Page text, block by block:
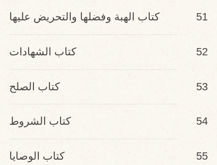
51 كتاب الهبة وفضلها والتحريض عليها
52 كتاب الشهادات
53 كتاب الصلح
54 كتاب الشروط
55 كتاب الوصايا